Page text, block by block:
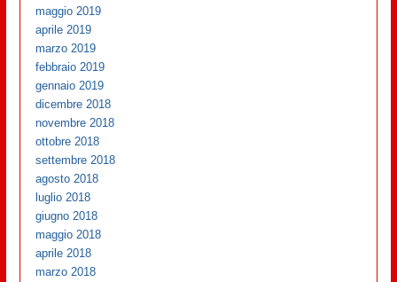
maggio 2019
aprile 2019
marzo 2019
febbraio 2019
gennaio 2019
dicembre 2018
novembre 2018
ottobre 2018
settembre 2018
agosto 2018
luglio 2018
giugno 2018
maggio 2018
aprile 2018
marzo 2018